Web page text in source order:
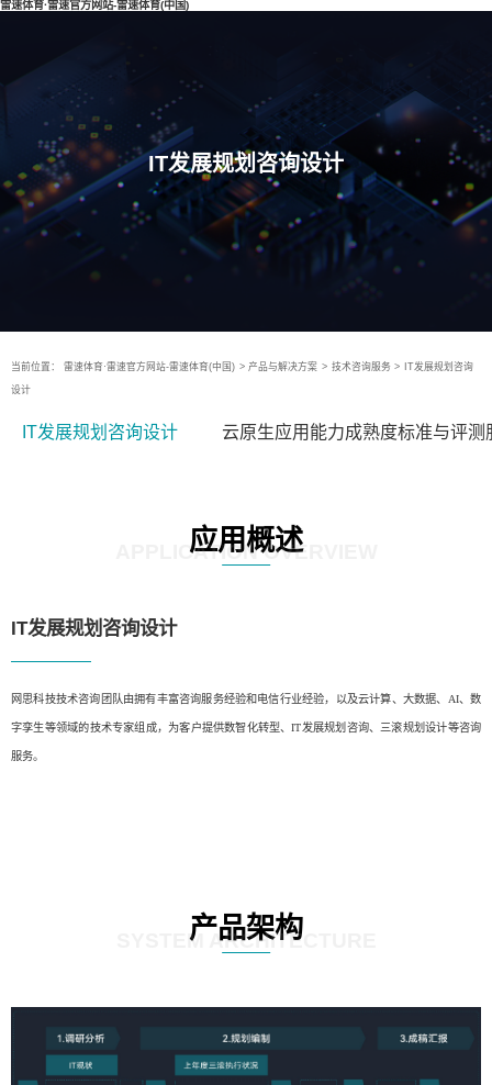
雷速体育·雷速官方网站-雷速体育(中国)
IT发展规划咨询设计
当前位置： 雷速体育·雷速官方网站-雷速体育(中国) > 产品与解决方案 > 技术咨询服务 > IT发展规划咨询
设计
IT发展规划咨询设计 云原生应用能力成熟度标准与评测
应用概述
APPLICATION OVERVIEW
IT发展规划咨询设计
网思科技技术咨询团队由拥有丰富咨询服务经验和电信行业经验，以及云计算、大数据、AI、数
字孪生等领域的技术专家组成，为客户提供数智化转型、IT发展规划咨询、三滚规划设计等咨询
服务。
产品架构
SYSTEM ARCHITECTURE